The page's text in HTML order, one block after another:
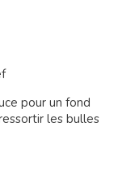
pour un fond
les bulles